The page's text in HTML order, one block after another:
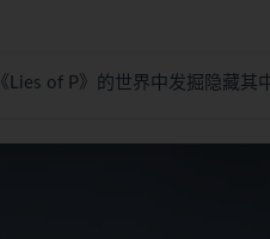
of P》的世界中发掘隐藏其